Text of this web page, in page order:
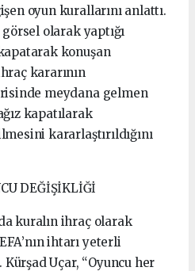
oyun kurallarını anlattı.
olarak yaptığı
konuşan
kararının
meydana gelmen
kapatılarak
kararlaştırıldığını
DEĞİŞİKLİĞİ
kuralın ihraç olarak
ihtarı yeterli
Uçar, “Oyuncu her